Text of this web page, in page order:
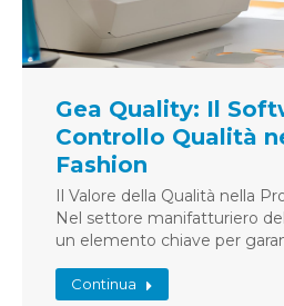
Gea Quality: Il
Controllo Qualità
Fashion
Il Valore della Qualità nella
Nel settore manifatturiero
un elemento chiave per
Continua